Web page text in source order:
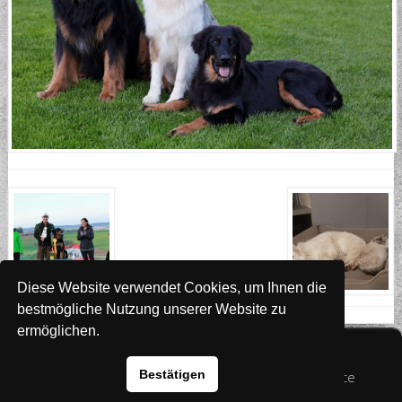
© 2026 Australian Shepherd - Hovawart - Zuchtstätte
Diese Website verwendet Cookies, um Ihnen die
bestmögliche Nutzung unserer Website zu
ermöglichen.
Bestätigen